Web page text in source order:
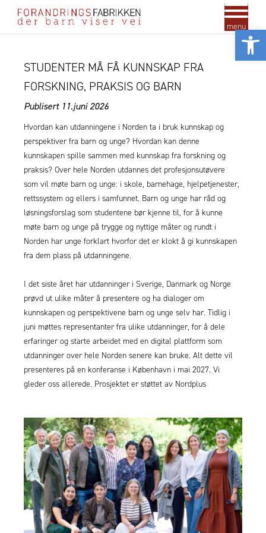
menu
STUDENTER MÅ FÅ KUNNSKAP FRA
FORSKNING, PRAKSIS OG BARN
Publisert 11.juni2026
Hvordan kan utdanningene i Norden ta i bruk kunnskap og
perspektiver fra barn og unge? Hvordan kan denne
kunnskapen spille sammen med kunnskap fra forskning og
praksis? Over hele Norden utdannes det profesjonsutøvere
som vil møte barn og unge: i skole, barnehage, hjelpetjenester,
rettssystem og ellers i samfunnet. Barn og unge har råd og
løsningsforslag som studentene bør kjenne til, for å kunne
møte barn og unge på trygge og nyttige måter og rundt i
Norden har unge forklart hvorfor det er klokt å gi kunnskapen
fra dem plass på utdanningene.
I det siste året har utdanninger i Sverige, Danmark og Norge
prøvd ut ulike måter å presentere og ha dialoger om
kunnskapen og perspektivene barn og unge selv har. Tidlig i
juni møttes representanter fra ulike utdanninger, for å dele
erfaringer og starte arbeidet med en digital plattform som
utdanninger over hele Norden senere kan bruke. Alt dette vil
presenteres på en konferanse i København i mai 2027. Vi
gleder oss allerede. Prosjektet er støttet av Nordplus